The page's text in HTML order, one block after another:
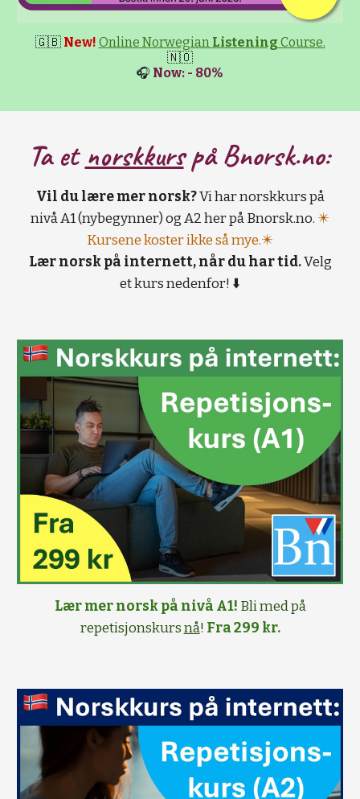
🇬🇧 New! Online Norwegian Listening Course.
🇳🇴
🎧 Now: - 80%
Ta et norskkurspå Bnorsk.no:
Vil du lære mer norsk?Vi har norskkurs på
nivå A1 (nybegynner) og A2 her på Bnorsk.no. ✴️
Kursene koster ikke så mye.✴️
Lær norsk på internett, når du har tid.Velg
et kurs nedenfor! ⬇️
Lær mer norsk på nivå A1! Bli med på
repetisjonskursnå! Fra 299 kr.